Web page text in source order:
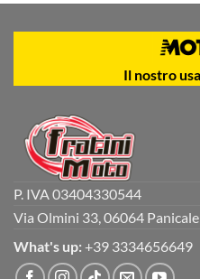
Il nostro
P. IVA 03404330544
Via Olmini 33, 06064
What's up: +39 3334656649